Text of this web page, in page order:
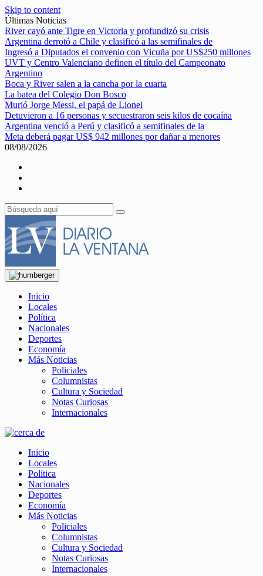
Skip to content
Últimas Noticias
River cayó ante Tigre en Victoria y profundizó su crisis
Argentina derrotó a Chile y clasificó a las semifinales de
Ingresó a Diputados el convenio con Vicuña por US$250 millones
UVT y Centro Valenciano definen el título del Campeonato
Argentino
Boca y River salen a la cancha por la cuarta
La batea del Colegio Don Bosco
Murió Jorge Messi, el papá de Lionel
Detuvieron a 16 personas y secuestraron seis kilos de cocaína
Argentina venció a Perú y clasificó a semifinales de la
Meta deberá pagar US$ 942 millones por dañar a menores
08/08/2026
Inicio
Locales
Política
Nacionales
Deportes
Economía
Más Noticias
Policiales
Columnistas
Cultura y Sociedad
Notas Curiosas
Internacionales
Inicio
Locales
Política
Nacionales
Deportes
Economía
Más Noticias
Policiales
Columnistas
Cultura y Sociedad
Notas Curiosas
Internacionales